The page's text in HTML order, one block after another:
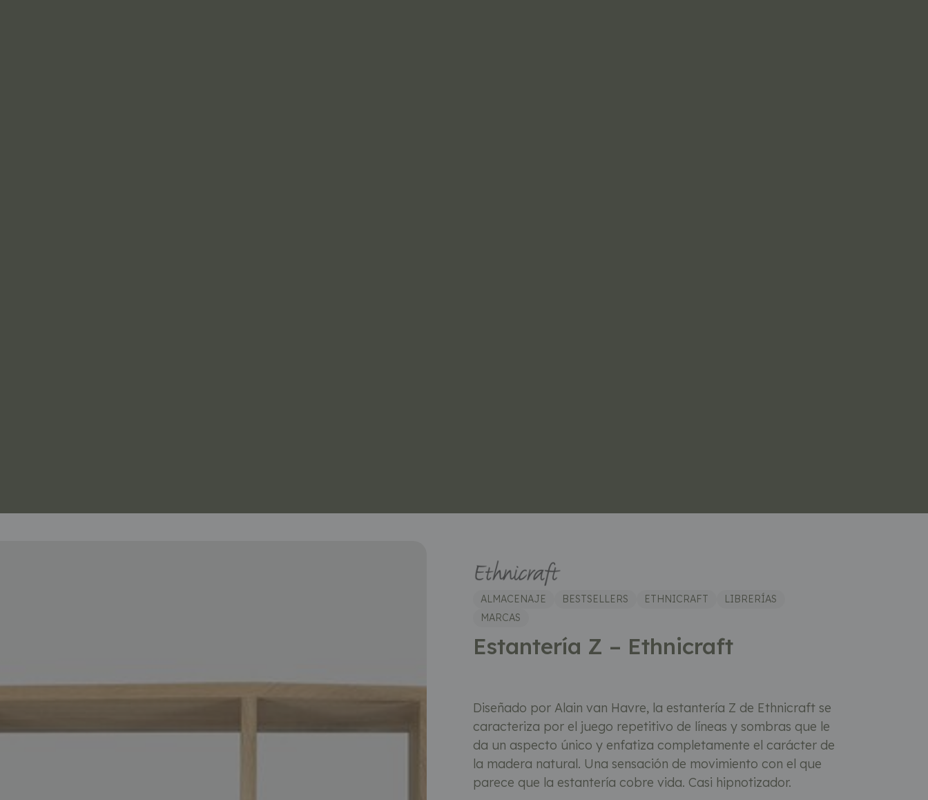
ALMACENAJE BESTSELLERS ETHNICRAFT
LIBRERÍAS
MARCAS
Estantería Z – Ethnicraft
Diseñado por Alain van Havre, la estantería Z de Ethnicraft se
caracteriza por el juego repetitivo de líneas y sombras que le
da un aspecto único y enfatiza completamente el carácter de
la madera natural. Una sensación de movimiento con el que
parece que la estantería cobre vida. Casi hipnotizador.